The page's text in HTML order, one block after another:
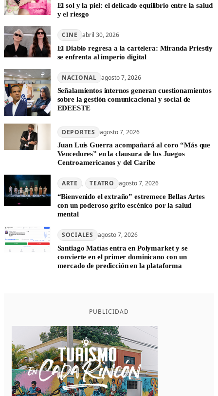
El sol y la piel: el delicado equilibrio entre la salud
y el riesgo
CINE abril 30, 2026
El Diablo regresa a la cartelera: Miranda Priestly
se enfrenta al imperio digital
NACIONAL agosto 7, 2026
Señalamientos internos generan cuestionamientos
sobre la gestión comunicacional y social de
EDEESTE
DEPORTES agosto 7, 2026
Juan Luis Guerra acompañará al coro “Más que
Vencedores” en la clausura de los Juegos
Centroamericanos y del Caribe
ARTE , TEATRO agosto 7, 2026
“Bienvenido el extraño” estremece Bellas Artes
con un poderoso grito escénico por la salud
mental
SOCIALES agosto 7, 2026
Santiago Matías entra en Polymarket y se
convierte en el primer dominicano con un
mercado de predicción en la plataforma
PUBLICIDAD